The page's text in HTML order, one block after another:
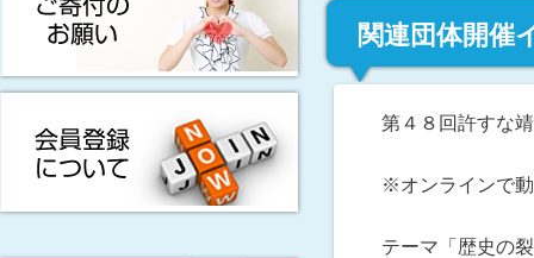
関連団体開催
京集会（オン
第４８回許すな
※オンラインで
テーマ「歴史の